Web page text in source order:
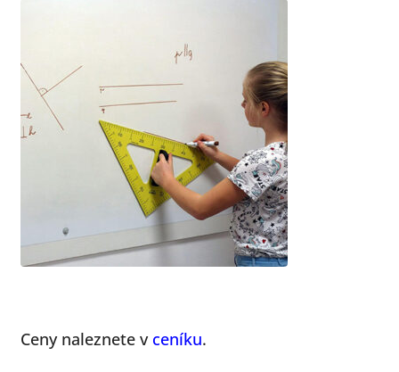
Ceny naleznete v ceníku.